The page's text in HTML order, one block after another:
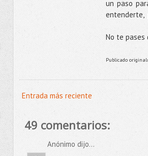
un paso
entenderte,
No te pases
Publicado
Entrada más reciente
49 comentarios:
Anónimo dijo...